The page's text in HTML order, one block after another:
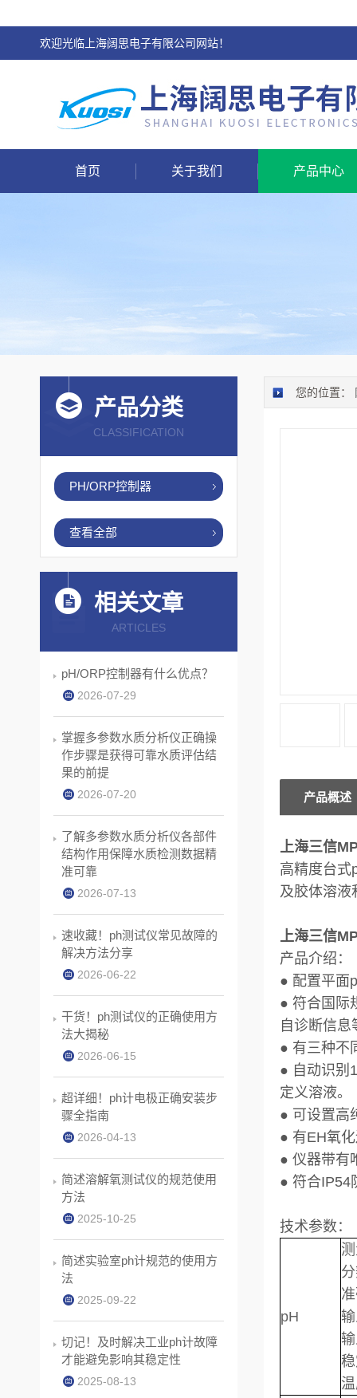
欢迎光临上海阔思电子有限公司网站！
首页 关于我们 产品中心
您的位置：
产品概述
上海三信
高精度台式
及胶体溶液
上海三信
产品介绍：
● 配置平面
● 符合国际
自诊断信
● 有三种不
● 自动识别
定义溶液。
● 可设置高
● 有EH氧
● 仪器带有
● 符合IP54
技术参数：
pH
产品分类
CLASSIFICATION
PH/ORP控制器
查看全部
相关文章
ARTICLES
pH/ORP控制器有什么优点？
2026-07-29
掌握多参数水质分析仪正确操
作步骤是获得可靠水质评估结
果的前提
2026-07-20
了解多参数水质分析仪各部件
结构作用保障水质检测数据精
准可靠
2026-07-13
速收藏！ph测试仪常见故障的
解决方法分享
2026-06-22
干货！ph测试仪的正确使用方
法大揭秘
2026-06-15
超详细！ph计电极正确安装步
骤全指南
2026-04-13
简述溶解氧测试仪的规范使用
方法
2025-10-25
简述实验室ph计规范的使用方
法
2025-09-22
切记！及时解决工业ph计故障
才能避免影响其稳定性
2025-08-13